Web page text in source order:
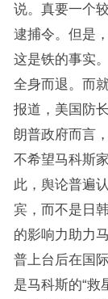
说。真要一个
逮捕令。但是
这是铁的事实
全身而退。而
报道，美国防
朗普政府而言
不希望马科斯
此，舆论普遍
宾，而不是日
的影响力助力
普上台后在国
是马科斯的“救